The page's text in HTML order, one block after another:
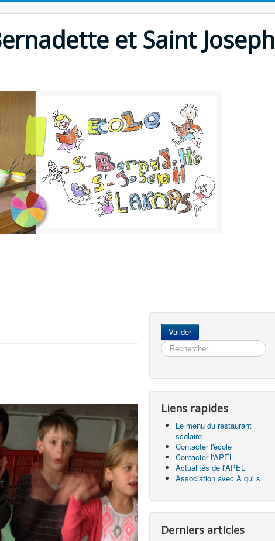
et Saint Joseph
Valider
Liens rapides
Le menu du restaurant
scolaire
Contacter l'école
Contacter l'APEL
Actualités de l'APEL
Association avec A qui s
Derniers articles